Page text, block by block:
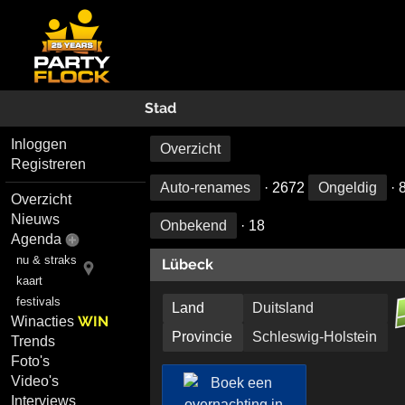
Stad
Inloggen
Registreren
Overzicht
Nieuws
Agenda
nu & straks
kaart
festivals
WinactiesWIN
Trends
Foto's
Video's
Interviews
Overzicht
Auto-renames · 2672 Ongeldig ·
Onbekend · 18
Lübeck
Land
Duitsland
Provincie
Schleswig-Holstein